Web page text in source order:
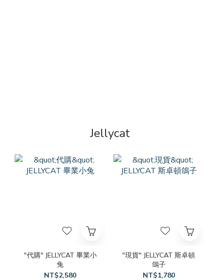
Jellycat
"代購" JELLYCAT 畢業小
兔
NT$2,580
"現貨" JELLYCAT 斯卓頓
鴿子
NT$1,780